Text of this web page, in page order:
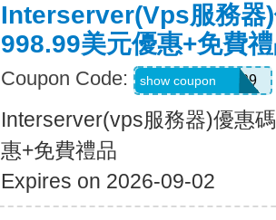
Interserver(vps服務器
998.99美元優惠+免費
Coupon Code: EXCLUSIVE999
show coupon
Interserver(vps服務器)優惠
惠+免費禮品
Expires on 2026-09-02